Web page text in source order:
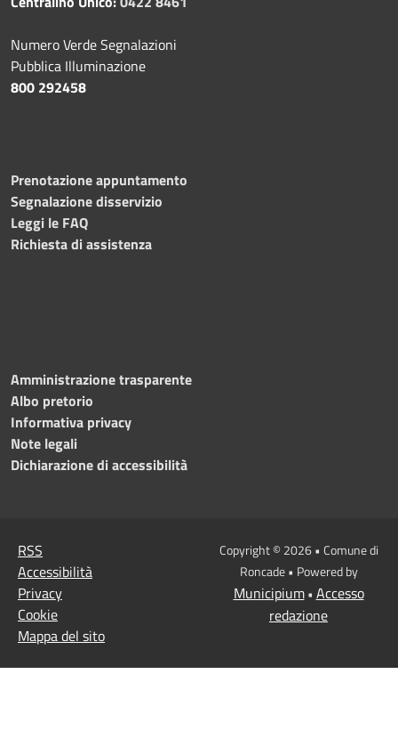
Numero Verde Segnalazioni
Pubblica Illuminazione
800 292458
Prenotazione appuntamento
Segnalazione disservizio
Leggi le FAQ
Richiesta di assistenza
Amministrazione trasparente
Albo pretorio
Informativa privacy
Note legali
Dichiarazione di accessibilità
RSS
Accessibilità
Privacy
Cookie
Mappa del sito
Copyright © 2026 • Comune di
Roncade • Powered by
Municipium• Accesso
redazione